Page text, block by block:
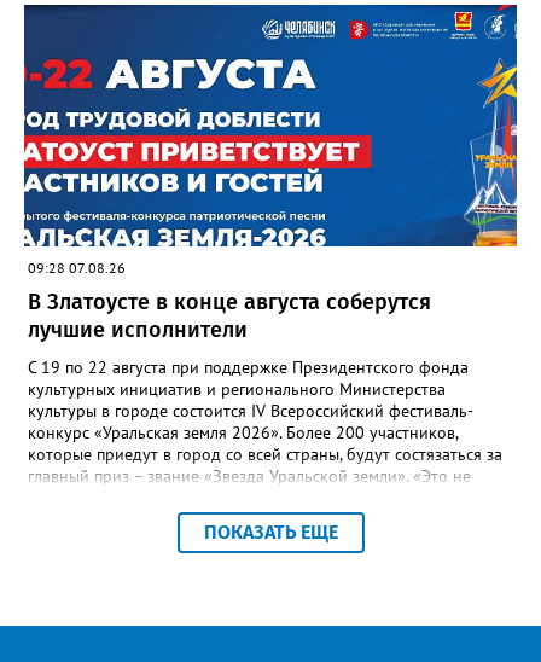
отметили и недочёты. «Например, управляющие компании
несвоевременно приняли меры для предотвращения
“перемерзания” общей домовой тепловой сети
многоквартирного дома, отсутствовало взаимодействие с
ресурсоснабжающей организацией, ЕДДС и иными службами»,
— сообщила начальник Главного управления ГЖИ Ирина
Настенко. В следующий раз, рекомендовали в
Госжилинспекции, службы должны действовать слаженно. И
оперативно делиться информацией со всеми
заинтересованными – от поставщика тепла до конечных
потребителей.
09:28 07.08.26
В Златоусте в конце августа соберутся
лучшие исполнители
С 19 по 22 августа при поддержке Президентского фонда
культурных инициатив и регионального Министерства
культуры в городе состоится IV Всероссийский фестиваль-
конкурс «Уральская земля 2026». Более 200 участников,
которые приедут в город со всей страны, будут состязаться за
главный приз – звание «Звезда Уральской земли». «Это не
прослушивания участников, мастер-классы от ведущих
наставников, выступления победителей прошлых лет и
Челябинской, Свердловской, Курганской, Оренбургской
ПОКАЗАТЬ ЕЩЕ